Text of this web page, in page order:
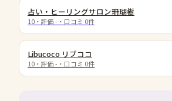
占い・ヒーリングサロン珊瑚樹
10 ・評価 - ・口コミ 0件
Libucoco リブココ
10 ・評価 - ・口コミ 0件